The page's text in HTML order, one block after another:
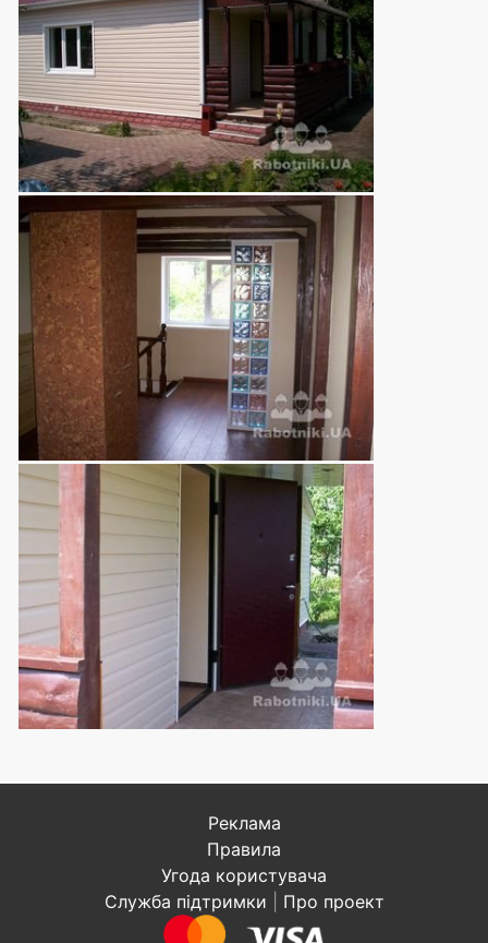
Реклама
Правила
Угода користувача
Служба підтримки
Про проект